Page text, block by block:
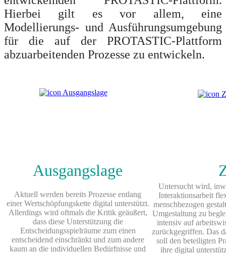
Hierbei gilt es vor allem, eine
Modellierungs‐ und Ausführungsumgebung
für die auf der PROTASTIC‐Plattform
abzuarbeitenden Prozesse zu entwickeln.
Ausgangslage
Aktuell werden bereits Prozesse entlang
einer Wertschöpfungskette digital unterstützt.
Allerdings wird oftmals die Kritik geäußert,
dass diese Unterstützung die
Entscheidungsspielräume zum einen
entscheidend einschränkt und zum andere
kaum an die individuellen Bedürfnisse und
Untersucht wird,
Interaktionsarbeit
menschbezogen
Umgestaltung zu
intensiv auf
zurückgegriffen. Das
soll den beteiligten
ihre digital